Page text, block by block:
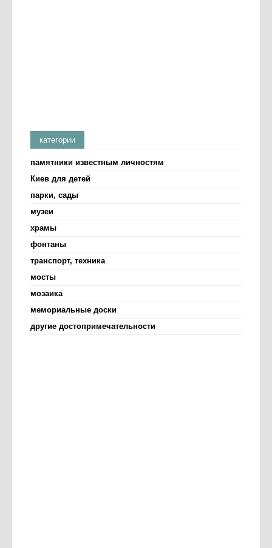
категории
памятники известным личностям
Киев для детей
парки, сады
музеи
храмы
фонтаны
транспорт, техника
мосты
мозаика
мемориальные доски
другие достопримечательности